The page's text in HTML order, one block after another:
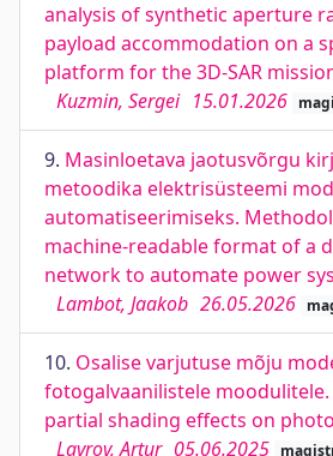
analysis of synthetic aperture
payload accommodation on a
platform for the 3D-SAR
Kuzmin, Sergei 15.01.2026
9. Masinloetava jaotusvõrgu
metoodika elektrisüsteemi
automatiseerimiseks.
machine-readable format of a
network to automate power
Lambot, Jaakob 26.05.2026
10. Osalise varjutuse mõju
fotogalvaanilistele
partial shading effects on
Lavrov, Artur 05.06.2025